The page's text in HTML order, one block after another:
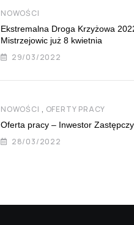
NOWOŚCI
Ekstremalna Droga Krzyżowa
Mistrzejowic już 8 kwietnia
29/03/2022
NOWOŚCI , OFERTY PRACY
Oferta pracy – Inwestor Zastępczy
28/03/2022